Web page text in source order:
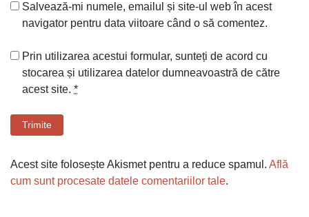
Salvează-mi numele, emailul și site-ul web în acest
navigator pentru data viitoare când o să comentez.
Prin utilizarea acestui formular, sunteți de acord cu
stocarea și utilizarea datelor dumneavoastră de către
acest site. *
Trimite
Acest site folosește Akismet pentru a reduce spamul. Află
cum sunt procesate datele comentariilor tale.